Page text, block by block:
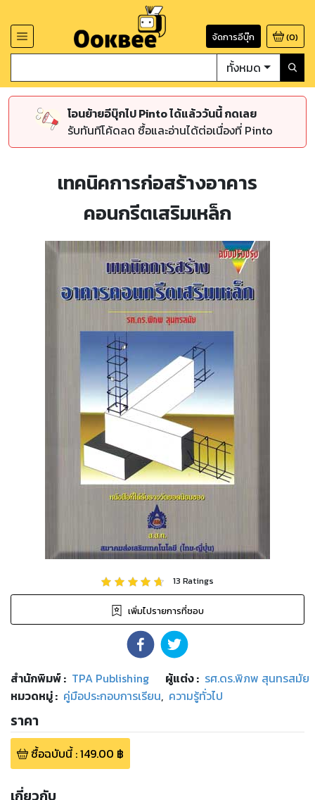
จัดการอีบุ๊ก (0)
ทั้งหมด
โอนย้ายอีบุ๊กไป Pinto ได้แล้ววันนี้ กดเลย
รับทันทีโค้ดลด ซื้อและอ่านได้ต่อเนื่องที่ Pinto
เทคนิคการก่อสร้างอาคาร
คอนกรีตเสริมเหล็ก
13 Ratings
เพิ่มไปรายการที่ชอบ
สำนักพิมพ์: TPA Publishing ผู้แต่ง : รศ.ดร.พิภพ สุนทรสมัย
หมวดหมู่: คู่มือประกอบการเรียน, ความรู้ทั่วไป
ราคา
ซื้อฉบับนี้:149.00 ฿